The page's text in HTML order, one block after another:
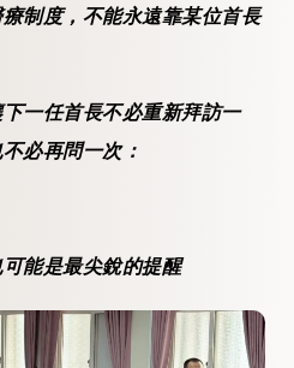
制度，不能永遠靠某位首長
一任首長不必重新拜訪一
必再問一次：
能是最尖銳的提醒